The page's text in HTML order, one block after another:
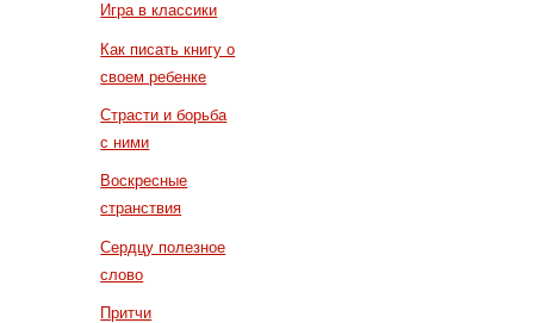
Игра в классики
Как писать книгу о
своем ребенке
Страсти и борьба
с ними
Воскресные
странствия
Сердцу полезное
слово
Притчи